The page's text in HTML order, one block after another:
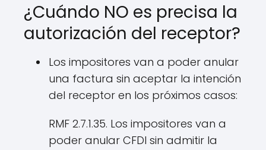
¿Cuándo NO es precisa la
autorización del receptor?
Los impositores van a poder anular
una factura sin aceptar la intención
del receptor en los próximos casos:
RMF 2.7.1.35. Los impositores van a
poder anular CFDI sin admitir la